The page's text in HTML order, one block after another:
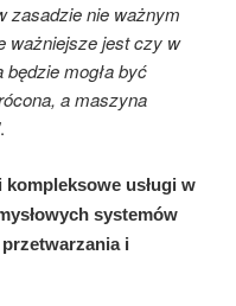
zasadzie nie ważnym
ważniejsze jest czy w
mogła być
a maszyna
.
usługi w
systemów
i